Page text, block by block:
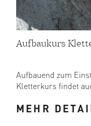
Aufbaukurs
Aufbauend zum
Kletterkurs findet
Lage unter ...
MEHR